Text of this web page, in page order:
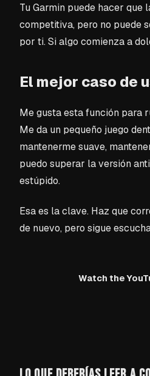
Tu Garmin puede hacer que
competitiva, pero no puede
por ti. Si algo comienza a
El mejor caso de
Me gusta esta función para
Me da un pequeño juego
mantenerme suave,
puedo superar la versión
estúpido.
Esa es la clave. Haz que
de nuevo, pero sigue
Watch the